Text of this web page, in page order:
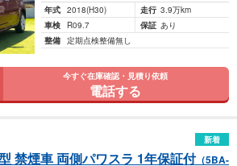
年式 2018(H30) 走行 3.9万km
車検
R09.7 保証 あり
整備 定期点検整備無し
今すぐ在庫確認・見積り依頼
電話する
新着
禁煙車 両側パワスラ 1年保証付（5BA-